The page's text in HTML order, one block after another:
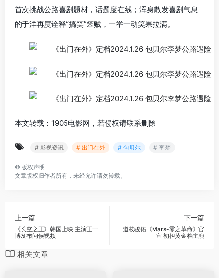
首次挑战公路喜剧题材，话题度在线；浑身散发喜剧气息
的于洋再度诠释“搞笑”笨贼，一举一动笑果拉满。
本文转载：1905电影网，若侵权请联系删除
# 影视资讯 # 出门在外 # 包贝尔 # 李梦
© 版权声明
文章版权归作者所有，未经允许请勿转载。
上一篇
《长空之王》韩国上映 主演王一
博发布问候视频
下一篇
道枝骏佑《Mars-零之革命》官
宣 初担黄金档主演
相关文章